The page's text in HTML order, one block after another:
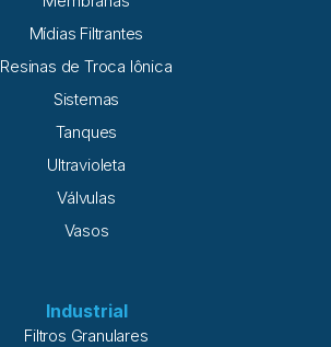
Mídias Filtrantes
Resinas de Troca Iônica
Sistemas
Tanques
Ultravioleta
Válvulas
Vasos
Industrial
Filtros Granulares